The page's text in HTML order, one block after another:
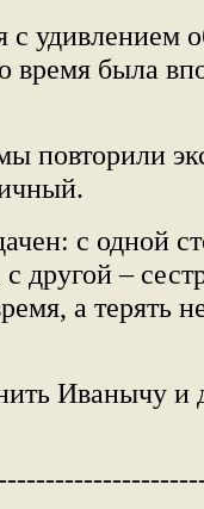
с удивлением
время была
повторили
с одной
другой –
а терять
Иванычу и